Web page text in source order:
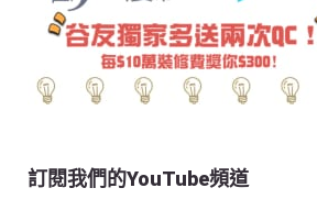
訂閱我們的YouTube頻道